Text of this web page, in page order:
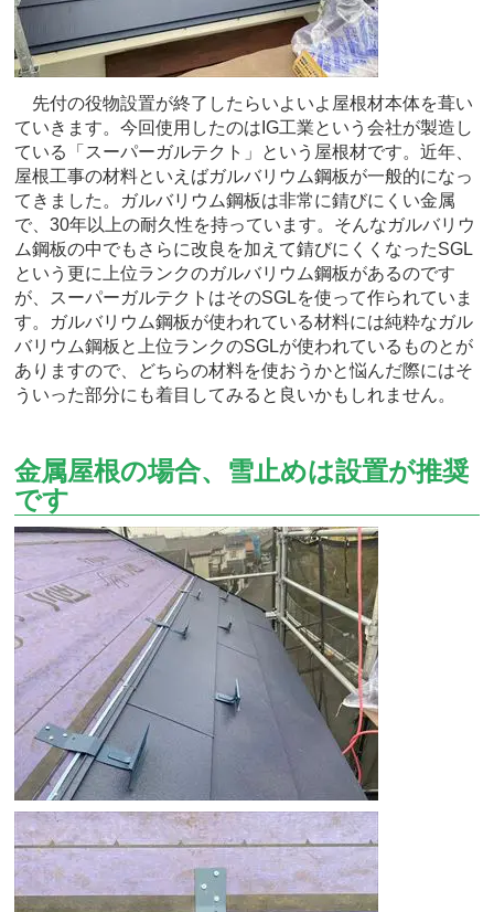
先付の役物設置が終了したらいよいよ屋根材本体を葺い
ていきます。今回使用したのはIG工業という会社が製造し
ている「スーパーガルテクト」という屋根材です。近年、
屋根工事の材料といえばガルバリウム鋼板が一般的になっ
てきました。ガルバリウム鋼板は非常に錆びにくい金属
で、30年以上の耐久性を持っています。そんなガルバリウ
ム鋼板の中でもさらに改良を加えて錆びにくくなったSGL
という更に上位ランクのガルバリウム鋼板があるのです
が、スーパーガルテクトはそのSGLを使って作られていま
す。ガルバリウム鋼板が使われている材料には純粋なガル
バリウム鋼板と上位ランクのSGLが使われているものとが
ありますので、どちらの材料を使おうかと悩んだ際にはそ
ういった部分にも着目してみると良いかもしれません。
金属屋根の場合、雪止めは設置が推奨
です